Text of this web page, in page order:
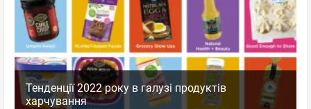
Тенденції 2022 року в галузі продуктів
харчування